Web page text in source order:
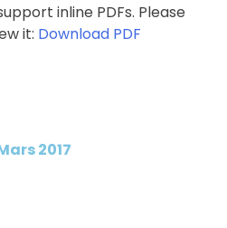
inline PDFs. Please
it: Download PDF
2017